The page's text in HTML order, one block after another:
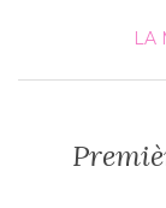
LA